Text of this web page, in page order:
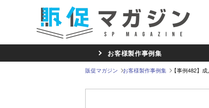
お客様製作事例集
販促マガジン お客様製作事例集 【事例482】